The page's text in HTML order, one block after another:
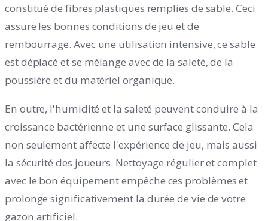
constitué de fibres plastiques remplies de sable. Ceci
assure les bonnes conditions de jeu et de
rembourrage. Avec une utilisation intensive, ce sable
est déplacé et se mélange avec de la saleté, de la
poussière et du matériel organique.
En outre, l'humidité et la saleté peuvent conduire à la
croissance bactérienne et une surface glissante. Cela
non seulement affecte l'expérience de jeu, mais aussi
la sécurité des joueurs. Nettoyage régulier et complet
avec le bon équipement empêche ces problèmes et
prolonge significativement la durée de vie de votre
gazon artificiel.